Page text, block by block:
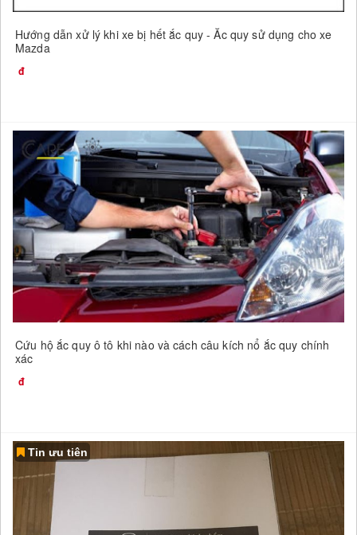
Hướng dẫn xử lý khi xe bị hết ắc quy - Ắc quy sử dụng cho xe
Mazda
Cứu hộ ắc quy ô tô khi nào và cách câu kích nổ ắc quy chính
xác
Tin ưu tiên